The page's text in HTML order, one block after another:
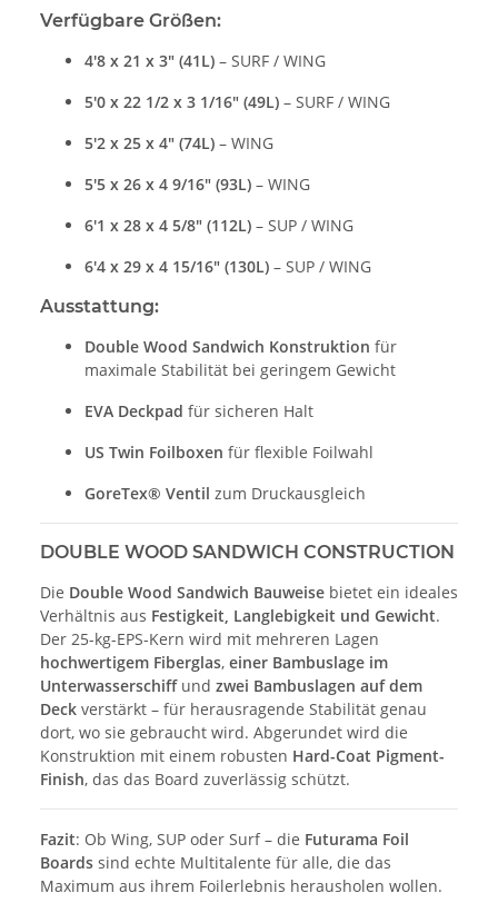
Verfügbare Größen:
4'8 x 21 x 3" (41L) – SURF / WING
5'0 x 22 1/2 x 3 1/16" (49L) – SURF / WING
5'2 x 25 x 4" (74L) – WING
5'5 x 26 x 4 9/16" (93L) – WING
6'1 x 28 x 4 5/8" (112L) – SUP / WING
6'4 x 29 x 4 15/16" (130L) – SUP / WING
Ausstattung:
Double Wood Sandwich Konstruktion für
maximale Stabilität bei geringem Gewicht
EVA Deckpad für sicheren Halt
US Twin Foilboxen für flexible Foilwahl
GoreTex® Ventil zum Druckausgleich
DOUBLE WOOD SANDWICH CONSTRUCTION
Die Double Wood Sandwich Bauweise bietet ein ideales
Verhältnis aus Festigkeit, Langlebigkeit und Gewicht.
Der 25-kg-EPS-Kern wird mit mehreren Lagen
hochwertigem Fiberglas, einer Bambuslage im
Unterwasserschiffund zwei Bambuslagen auf dem
Deck verstärkt – für herausragende Stabilität genau
dort, wo sie gebraucht wird. Abgerundet wird die
Konstruktion mit einem robusten Hard-Coat Pigment-
Finish, das das Board zuverlässig schützt.
Fazit: Ob Wing, SUP oder Surf – die Futurama Foil
Boards sind echte Multitalente für alle, die das
Maximum aus ihrem Foilerlebnis herausholen wollen.